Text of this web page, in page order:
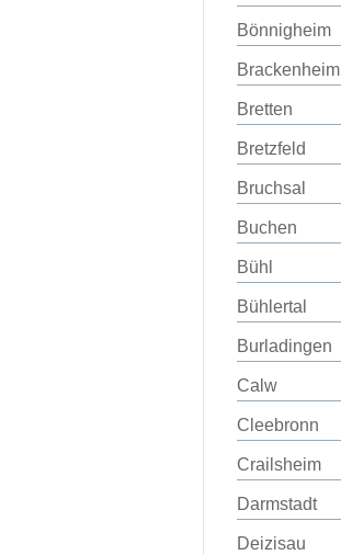
Bönnigheim
Brackenheim
Bretten
Bretzfeld
Bruchsal
Buchen
Bühl
Bühlertal
Burladingen
Calw
Cleebronn
Crailsheim
Darmstadt
Deizisau